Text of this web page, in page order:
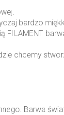
bardzo
chcemy
Barwa